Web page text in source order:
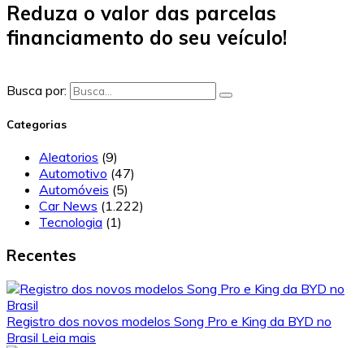
Reduza o valor das parcelas
financiamento do seu veículo!
Busca por:
Categorias
Aleatorios (9)
Automotivo (47)
Automóveis (5)
Car News (1.222)
Tecnologia (1)
Recentes
Registro dos novos modelos Song Pro e King da BYD no
Brasil Leia mais